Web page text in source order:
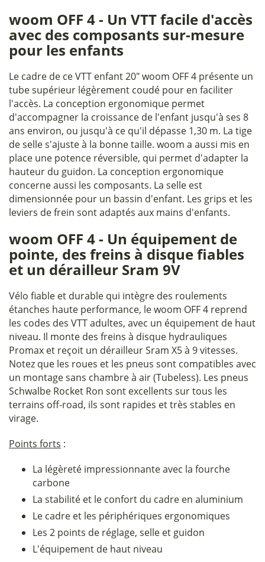
woom OFF 4 - Un VTT facile d'accès
avec des composants sur-mesure
pour les enfants
Le cadre de ce VTT enfant 20" woom OFF 4 présente un
tube supérieur légèrement coudé pour en faciliter
l'accès. La conception ergonomique permet
d'accompagner la croissance de l'enfant jusqu'à ses 8
ans environ, ou jusqu'à ce qu'il dépasse 1,30 m. La tige
de selle s'ajuste à la bonne taille. woom a aussi mis en
place une potence réversible, qui permet d'adapter la
hauteur du guidon. La conception ergonomique
concerne aussi les composants. La selle est
dimensionnée pour un bassin d'enfant. Les grips et les
leviers de frein sont adaptés aux mains d'enfants.
woom OFF 4 - Un équipement de
pointe, des freins à disque fiables
et un dérailleur Sram 9V
Vélo fiable et durable qui intègre des roulements
étanches haute performance, le woom OFF 4 reprend
les codes des VTT adultes, avec un équipement de haut
niveau. Il monte des freins à disque hydrauliques
Promax et reçoit un dérailleur Sram X5 à 9 vitesses.
Notez que les roues et les pneus sont compatibles avec
un montage sans chambre à air (Tubeless). Les pneus
Schwalbe Rocket Ron sont excellents sur tous les
terrains off-road, ils sont rapides et très stables en
virage.
Points forts :
La légèreté impressionnante avec la fourche
carbone
La stabilité et le confort du cadre en aluminium
Le cadre et les périphériques ergonomiques
Les 2 points de réglage, selle et guidon
L'équipement de haut niveau